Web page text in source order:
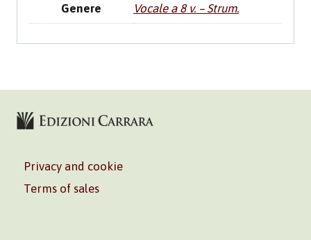
Genere Vocale a 8 v. – Strum.
Privacy and cookie
Terms of sales